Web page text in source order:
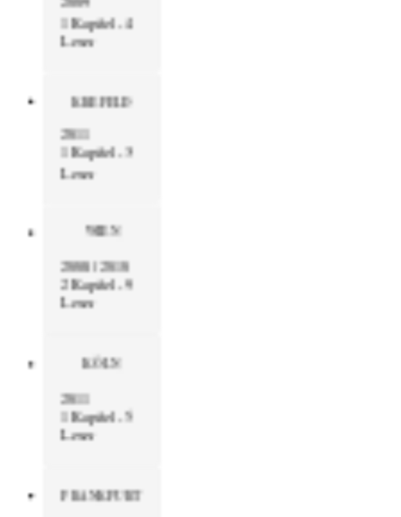
1 Kapitel - 4
Leser
KREFELD
2011
1 Kapitel - 3
Leser
WIEN
2008 / 2010
2 Kapitel - 9
Leser
KÖLN
2011
1 Kapitel - 5
Leser
FRANKFURT